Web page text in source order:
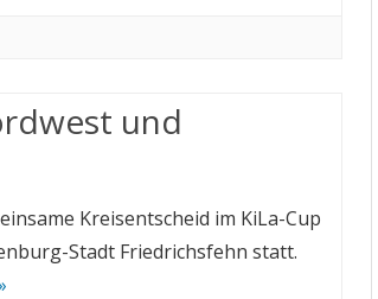
und
Kreisentscheid im KiLa-Cup
Stadt Friedrichsfehn statt.